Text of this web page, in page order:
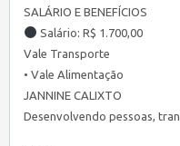
SALÁRIO E BENEFÍCIOS
Salário: R$ 1.700,00
Vale Transporte
• Vale Alimentação
JANNINE CALIXTO
Desenvolvendo pessoas,